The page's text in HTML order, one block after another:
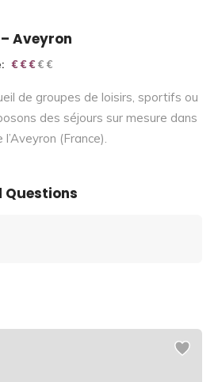
Aveyron
€ € € € €
€ € €
de groupes de loisirs, sportifs ou
des séjours sur mesure dans
(France).
Questions